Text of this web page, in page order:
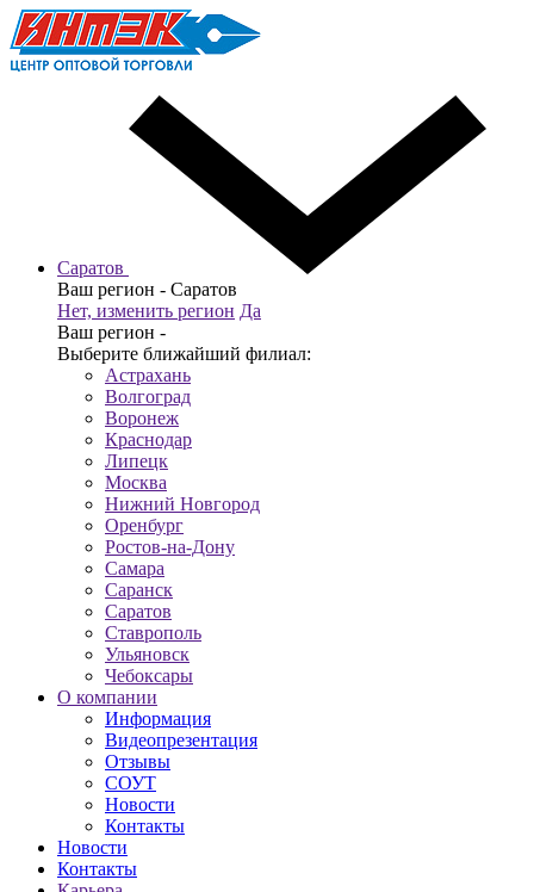
Саратов
Ваш регион - Саратов
Нет, изменить регион Да
Ваш регион -
Выберите ближайший филиал:
Астрахань
Волгоград
Воронеж
Краснодар
Липецк
Москва
Нижний Новгород
Оренбург
Ростов-на-Дону
Самара
Саранск
Саратов
Ставрополь
Ульяновск
Чебоксары
О компании
Информация
Видеопрезентация
Отзывы
СОУТ
Новости
Контакты
Новости
Контакты